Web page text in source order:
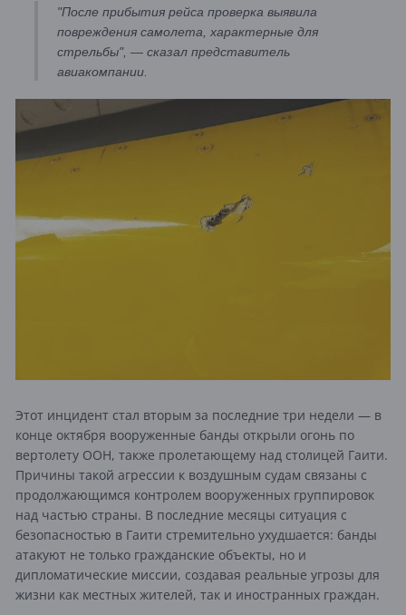
"После прибытия рейса проверка выявила
повреждения самолета, характерные для
стрельбы", — сказал представитель
авиакомпании.
​Этот инцидент стал вторым за последние три недели — в
конце октября вооруженные банды открыли огонь по
вертолету ООН, также пролетающему над столицей Гаити.
Причины такой агрессии к воздушным судам связаны с
продолжающимся контролем вооруженных группировок
над частью страны. В последние месяцы ситуация с
безопасностью в Гаити стремительно ухудшается: банды
атакуют не только гражданские объекты, но и
дипломатические миссии, создавая реальные угрозы для
жизни как местных жителей, так и иностранных граждан.